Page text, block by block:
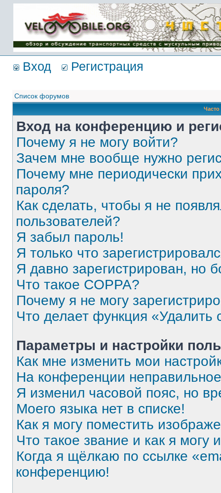
Имя пользователя:
Пароль:
{ LOG_ME_IN_SHORT
}
Вход Регистрация
Список форумов
Вход на конференцию и
Почему я не могу войти?
Зачем мне вообще нужно
Почему мне периодически
пароля?
Как сделать, чтобы я не
пользователей?
Я забыл пароль!
Я только что
Я давно зарегистрирован, но
Что такое COPPA?
Почему я не могу
Что делает функция
Параметры и настройки
Как мне изменить мои
На конференции
Я изменил часовой пояс, но
Моего языка нет в списке!
Как я могу поместить
Что такое звание и как я могу
Когда я щёлкаю по ссылке
конференцию!